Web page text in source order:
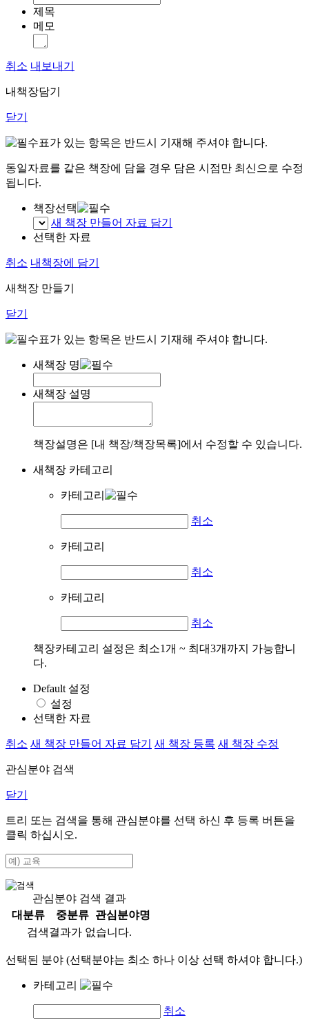
제목
메모
취소 내보내기
내책장담기
닫기
표가 있는 항목은 반드시 기재해 주셔야 합니다.
동일자료를 같은 책장에 담을 경우 담은 시점만 최신으로 수정
됩니다.
책장선택
새 책장 만들어 자료 담기
선택한 자료
취소 내책장에 담기
새책장 만들기
닫기
표가 있는 항목은 반드시 기재해 주셔야 합니다.
새책장 명
새책장 설명
책장설명은 [내 책장/책장목록]에서 수정할 수 있습니다.
새책장 카테고리
카테고리
취소
카테고리
취소
카테고리
취소
책장카테고리 설정은 최소1개 ~ 최대3개까지 가능합니
다.
Default 설정
설정
선택한 자료
취소 새 책장 만들어 자료 담기 새 책장 등록 새 책장 수정
관심분야 검색
닫기
트리 또는 검색을 통해 관심분야를 선택 하신 후 등록 버튼을
클릭 하십시오.
관심분야 검색 결과
대분류
중분류
관심분야명
검색결과가 없습니다.
선택된 분야 (선택분야는 최소 하나 이상 선택 하셔야 합니다.)
카테고리
취소